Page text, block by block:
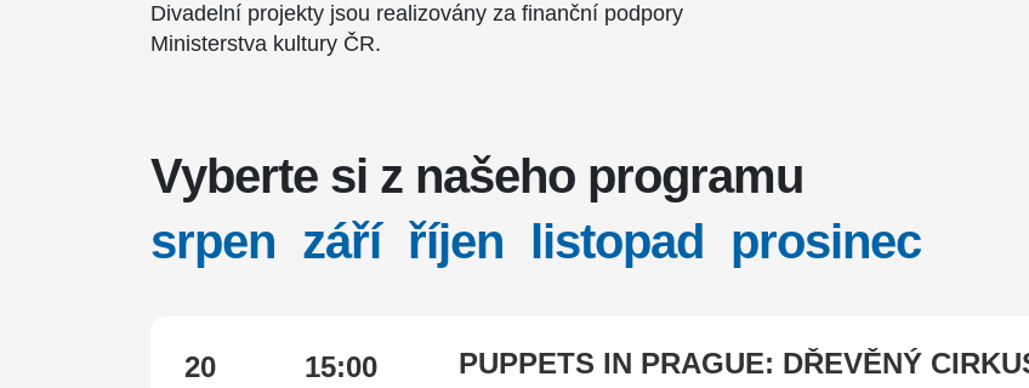
Divadelní projekty jsou realizovány za finanční podpory
Ministerstva kultury ČR.
Vyberte si z našeho programu
srpen září říjen listopad prosinec
20 15:00 PUPPETS IN PRAGUE: DŘEVĚNÝ